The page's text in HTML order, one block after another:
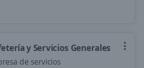
y Servicios Generales
de servicios